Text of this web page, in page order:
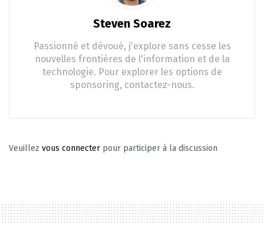
Steven Soarez
Passionné et dévoué, j'explore sans cesse les
nouvelles frontières de l'information et de la
technologie. Pour explorer les options de
sponsoring, contactez-nous.
Veuillez vous connecter pour participer à la discussion